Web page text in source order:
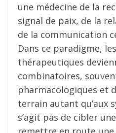
une médecine de la
signal de paix, de la
de la communication
Dans ce paradigme,
thérapeutiques
combinatoires,
pharmacologiques et
terrain autant qu’aux
s’agit pas de cibler